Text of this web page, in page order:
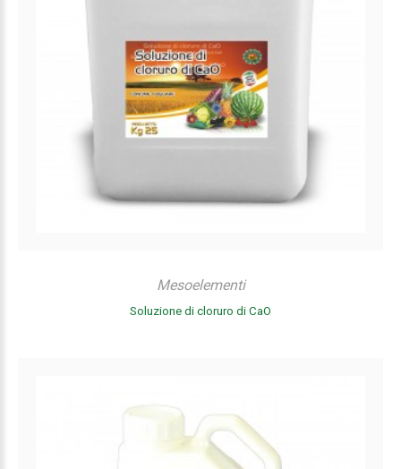
Mesoelementi
Soluzione di cloruro di CaO